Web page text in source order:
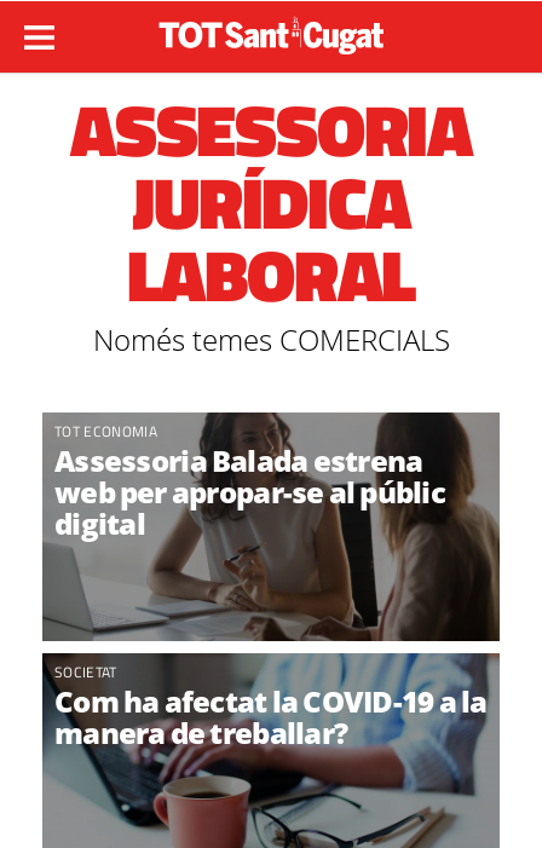
ASSESSORIA
JURÍDICA
LABORAL
Només temes COMERCIALS
TOT ECONOMIA
Assessoria Balada estrena
web per apropar-se al públic
digital
SOCIETAT
Com ha afectat la COVID-19 a la
manera de treballar?